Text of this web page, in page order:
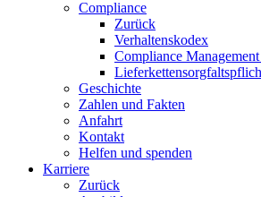
Compliance
Zurück
Verhaltenskodex
Compliance
Geschichte
Zahlen und Fakten
Anfahrt
Kontakt
Helfen und spenden
Karriere
Zurück